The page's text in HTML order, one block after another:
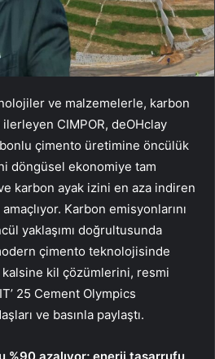
ve malzemelerle, karbon
CIMPOR, deOHclay
çimento üretimine öncülük
döngüsel ekonomiye tam
karbon ayak izini en aza indiren
Karbon emisyonlarını
yaklaşımı doğrultusunda
çimento teknolojisinde
kil çözümlerini, resmi
25 Cement Olympics
ve basınla paylaştı.